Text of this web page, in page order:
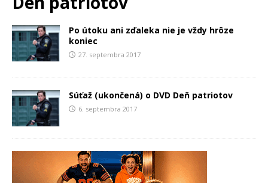
Po útoku ani zďaleka nie je vždy hrôze
koniec
27. septembra 2017
Súťaž (ukončená) o DVD Deň patriotov
6. septembra 2017